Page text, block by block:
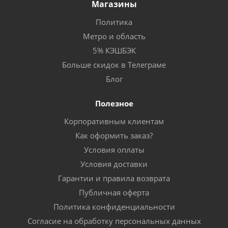
Магазины
Политика
Метро и область
5% КЭШБЭК
Больше скидок в Телеграме
Блог
Полезное
Корпоративным клиентам
Как оформить заказ?
Условия оплаты
Условия доставки
Гарантии и правила возврата
Публичная оферта
Политика конфиденциальности
Согласие на обработку персональных данных